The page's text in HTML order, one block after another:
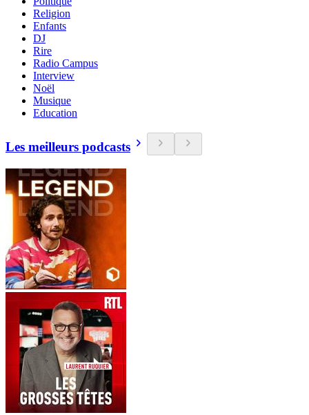
Religion
Enfants
DJ
Rire
Radio Campus
Interview
Noël
Musique
Education
Les meilleurs podcasts